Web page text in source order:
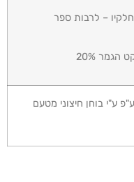
– לרבות ספר
20%
בוחן חיצוני מטעם